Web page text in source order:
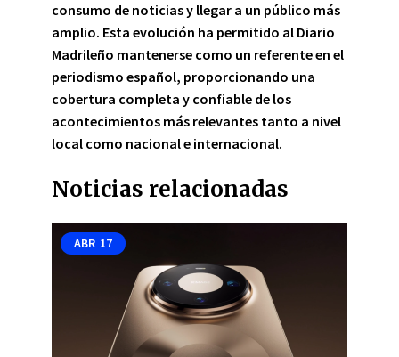
consumo de noticias y llegar a un público más
amplio. Esta evolución ha permitido al Diario
Madrileño mantenerse como un referente en el
periodismo español, proporcionando una
cobertura completa y confiable de los
acontecimientos más relevantes tanto a nivel
local como nacional e internacional.
Noticias relacionadas
ABR 17